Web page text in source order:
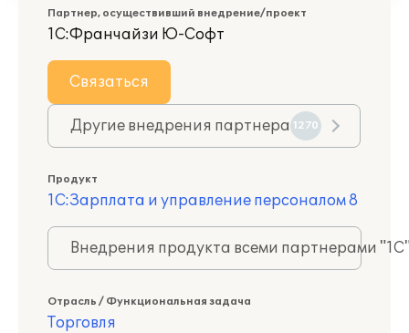
Партнер, осуществивший внедрение/проект
1С:Франчайзи Ю-Софт
Связаться
Другие внедрения партнера 1270
Продукт
1С:Зарплата и управление персоналом 8
Внедрения продукта всеми партнерами
Отрасль / Функциональная задача
Торговля